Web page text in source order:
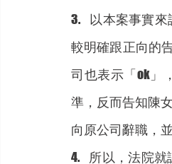
3.    以本案事實
較明確跟正向的
司也表示「ok」
準，反而告知陳
向原公司辭職，
4.    所以，法院